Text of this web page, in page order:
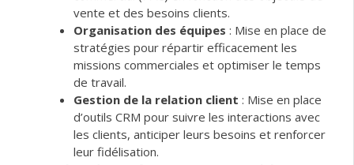
vente et des besoins clients.
Organisation des équipes : Mise en place de
stratégies pour répartir efficacement les
missions commerciales et optimiser le temps
de travail.
Gestion de la relation client : Mise en place
d’outils CRM pour suivre les interactions avec
les clients, anticiper leurs besoins et renforcer
leur fidélisation.